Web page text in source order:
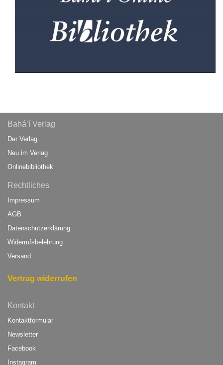
Bahá’í Verlag
Der Verlag
Neu im Verlag
Onlinebibliothek
Rechtliches
Impressum
AGB
Datenschutzerklärung
Widerrufsbelehrung
Versand
Vertrag widerrufen
Kontakt
Kontaktformular
Newsletter
Facebook
Instagram